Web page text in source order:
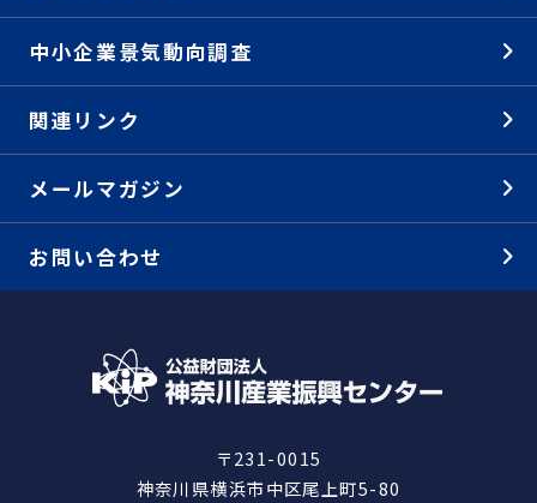
中小企業景気動向調査
関連リンク
メールマガジン
お問い合わせ
〒231-0015
神奈川県横浜市中区尾上町5-80